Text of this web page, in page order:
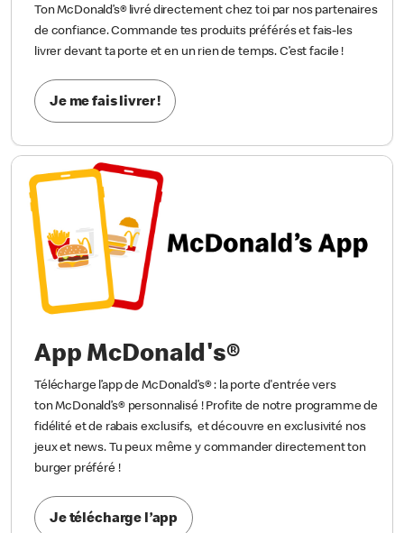
Ton McDonald’s® livré directement chez toi par nos partenaires
de confiance. Commande tes produits préférés et fais-les
livrer devant ta porte et en un rien de temps. C’est facile !
Je me fais livrer !
App McDonald's®
Télécharge l’app de McDonald’s® : la porte d'entrée vers
ton McDonald’s® personnalisé ! Profite de notre programme de
fidélité et de rabais exclusifs, et découvre en exclusivité nos
jeux et news. Tu peux même y commander directement ton
burger préféré !
Je télécharge l’app